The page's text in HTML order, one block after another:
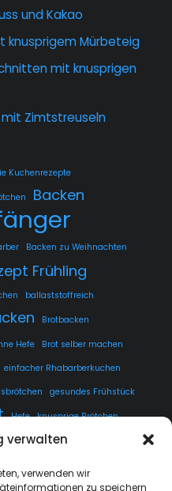
verwalten
verwenden wir
zu speichern
und Kakao
knusprigem Mürbeteig
mit knusprigen
Zimtstreuseln
Kuchenrezepte
Backen
Backen zu Weihnachten
Frühling
ballaststoffreich
Brotbacken
Hefe
Brot selber machen
einfacher Rhabarberkuchen
gesundes Frühstück
Hefe knusprige Brötchen
Langzeitführung
Sauerteig